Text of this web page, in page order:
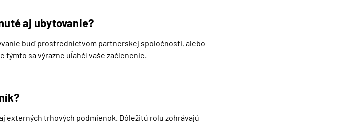
aj ubytovanie?
buď prostredníctvom partnerskej spoločnosti, alebo
týmto sa výrazne uľahčí vaše začlenenie.
externých trhových podmienok. Dôležitú rolu zohrávajú